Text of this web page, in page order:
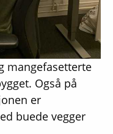
mangefasetterte
Også på
er
buede vegger